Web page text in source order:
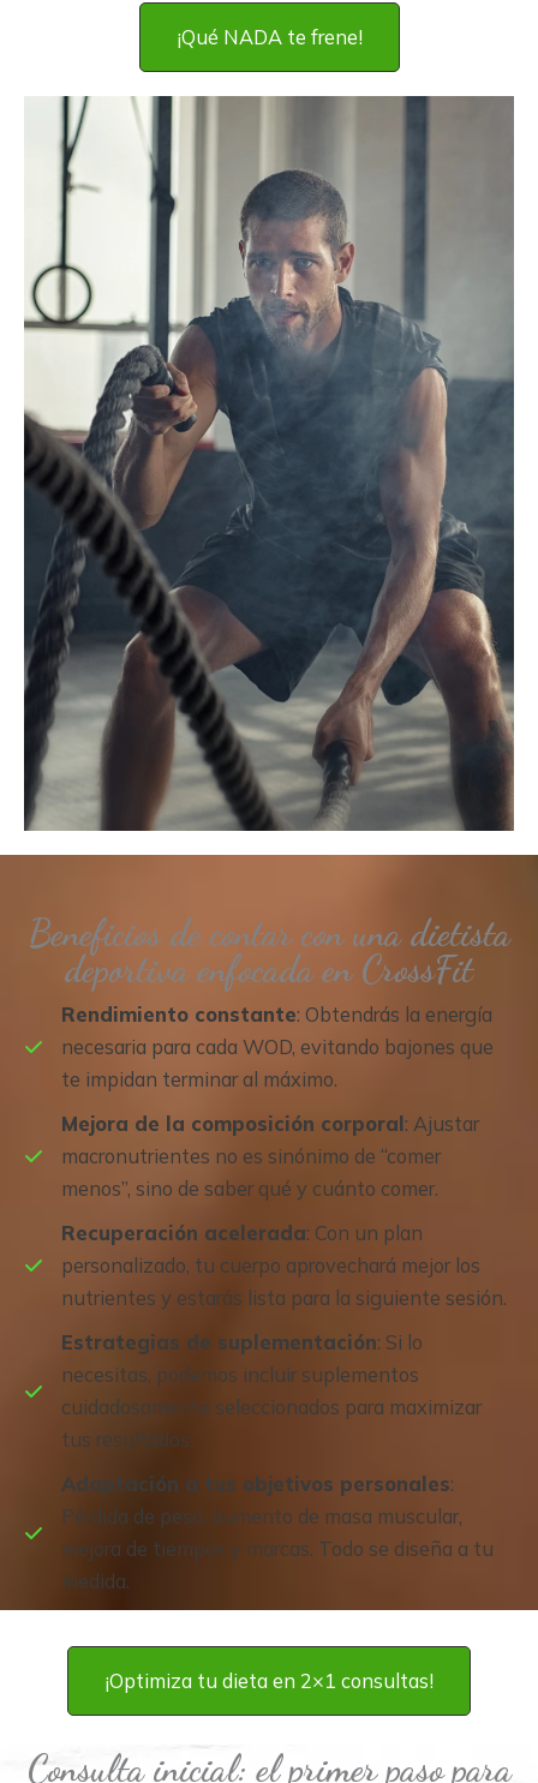
¡Qué NADA te frene!
Beneficios de contar con una dietista
deportiva enfocada en CrossFit
Rendimiento constante: Obtendrás la energía
necesaria para cada WOD, evitando bajones que
te impidan terminar al máximo.
Mejora de la composición corporal: Ajustar
macronutrientes no es sinónimo de “comer
menos”, sino de saber qué y cuánto comer.
Recuperación acelerada: Con un plan
personalizado, tu cuerpo aprovechará mejor los
nutrientes y estarás lista para la siguiente sesión.
Estrategias de suplementación: Si lo
necesitas, podemos incluir suplementos
cuidadosamente seleccionados para maximizar
tus resultados.
Adaptación a tus objetivos personales:
Pérdida de peso, aumento de masa muscular,
mejora de tiempos y marcas. Todo se diseña a tu
medida.
¡Optimiza tu dieta en 2×1 consultas!
Consulta inicial: el primer paso para